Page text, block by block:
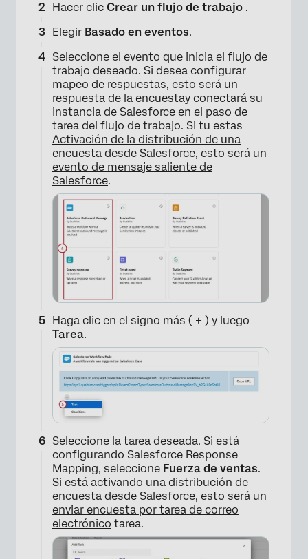
Hacer clic Crear un flujo de trabajo .
Elegir Basado en eventos.
Seleccione el evento que inicia el flujo de
trabajo deseado. Si desea configurar
mapeo de respuestas, esto será un
respuesta de la encuestay conectará su
instancia de Salesforce en el paso de
tarea del flujo de trabajo. Si tu estas
Activación de la distribución de una
encuesta desde Salesforce, esto será un
evento de mensaje saliente de
Salesforce.
Haga clic en el signo más ( + ) y luego
Tarea.
Seleccione la tarea deseada. Si está
configurando Salesforce Response
Mapping, seleccione Fuerza de ventas.
Si está activando una distribución de
encuesta desde Salesforce, esto será un
enviar encuesta por tarea de correo
electrónico tarea.